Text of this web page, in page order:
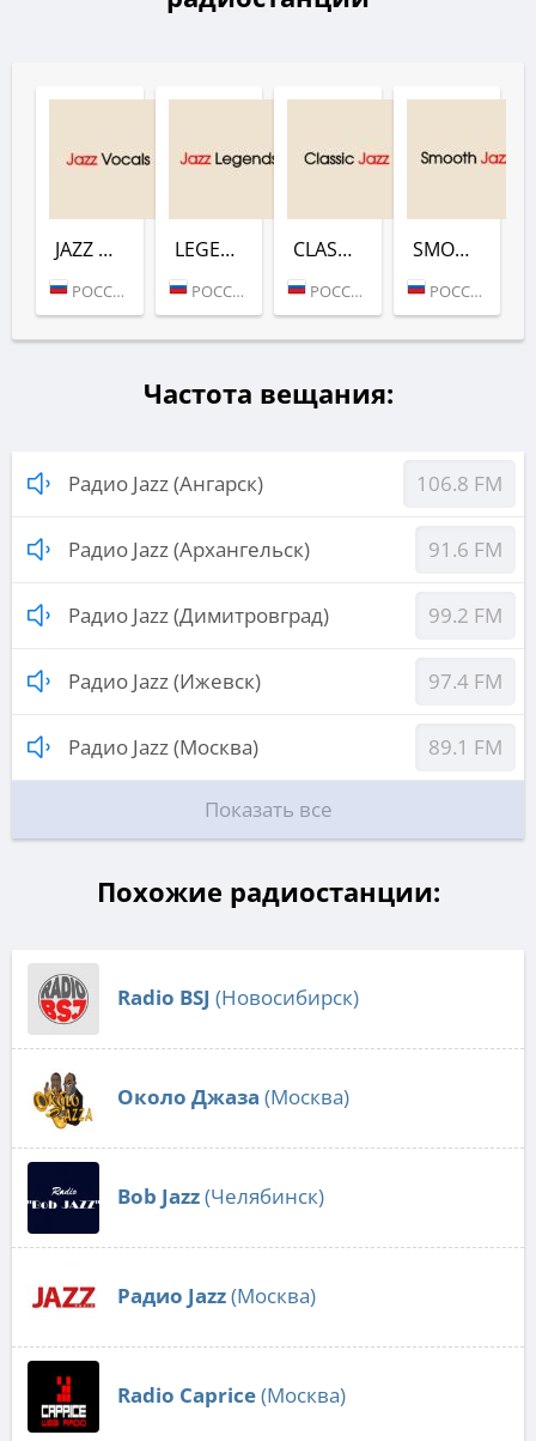
JAZZ VOCALS (РАДИО JAZZ)
РОССИЯ (МОСКВА)
LEGENDS (РАДИО JAZZ)
РОССИЯ (МОСКВА)
CLASSIC JAZZ (РАДИО JAZZ)
РОССИЯ (МОСКВА)
SMOOTH (РАДИО JAZZ)
РОССИЯ (МОСКВА)
Частота вещания:
Радио Jazz (Ангарск) 106.8 FM
Радио Jazz (Архангельск) 91.6 FM
Радио Jazz (Димитровград) 99.2 FM
Радио Jazz (Ижевск) 97.4 FM
Радио Jazz (Москва) 89.1 FM
Показать все
Похожие радиостанции:
Radio BSJ (Новосибирск)
Около Джаза (Москва)
Bob Jazz(Челябинск)
Радио Jazz(Москва)
Radio Caprice(Москва)